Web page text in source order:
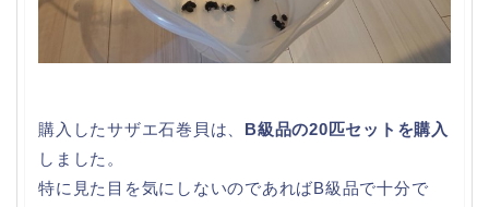
購入したサザエ石巻貝は、
B級品の20匹セットを購入
しました。
特に見た目を気にしないのであればB級品で十分で